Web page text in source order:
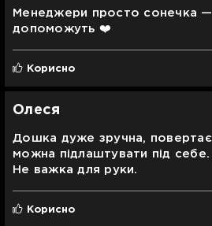
Менеджери просто сонечка —
допоможуть ❤️
Корисно
Олеся
Дошка дуже зручна,
можна підлаштувати під себе.
Не важка для руки.
Корисно